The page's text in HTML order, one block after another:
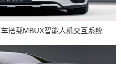
搭载MBUX智能人机交互系统